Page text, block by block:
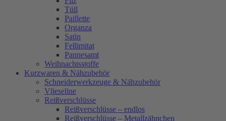
Tüll
Paillette
Organza
Satin
Fellimitat
Pannesamt
Weihnachtsstoffe
Kurzwaren & Nähzubehör
Schneiderwerkzeuge & Nähzubehör
Vlieseline
Reißverschlüsse
Reißverschlüsse – endlos
Reißverschlüsse – Metallzähnchen